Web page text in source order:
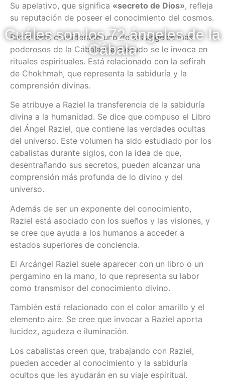
Cuáles son los 72 ángeles de la
Cábala
Su apelativo, que significa «secreto de Dios», refleja
su reputación de poseer el conocimiento del cosmos.
Raziel está considerado uno de los ángeles más
poderosos de la Cábala y a menudo se le invoca en
rituales espirituales. Está relacionado con la sefirah
de Chokhmah, que representa la sabiduría y la
comprensión divinas.
Se atribuye a Raziel la transferencia de la sabiduría
divina a la humanidad. Se dice que compuso el Libro
del Ángel Raziel, que contiene las verdades ocultas
del universo. Este volumen ha sido estudiado por los
cabalistas durante siglos, con la idea de que,
desentrañando sus secretos, pueden alcanzar una
comprensión más profunda de lo divino y del
universo.
Además de ser un exponente del conocimiento,
Raziel está asociado con los sueños y las visiones, y
se cree que ayuda a los humanos a acceder a
estados superiores de conciencia.
El Arcángel Raziel suele aparecer con un libro o un
pergamino en la mano, lo que representa su labor
como transmisor del conocimiento divino.
También está relacionado con el color amarillo y el
elemento aire. Se cree que invocar a Raziel aporta
lucidez, agudeza e iluminación.
Los cabalistas creen que, trabajando con Raziel,
pueden acceder al conocimiento y la sabiduría
ocultos que les ayudarán en su viaje espiritual.